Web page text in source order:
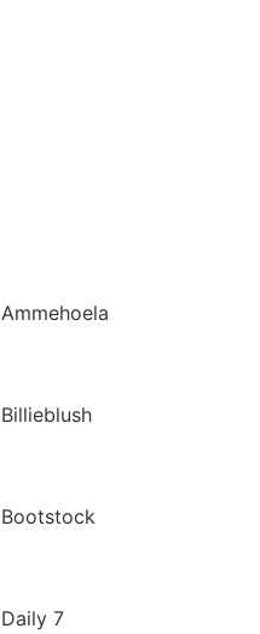
Ammehoela
Billieblush
Bootstock
Daily 7